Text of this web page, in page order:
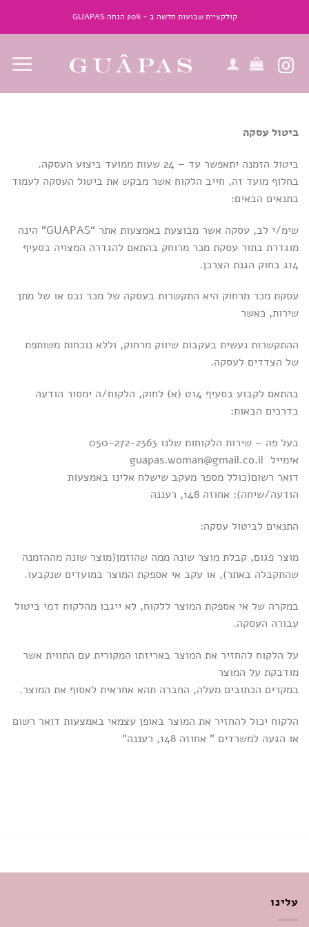
קולקציית שבועות חדשה ב - 20% הנחה GUAPAS
ביטול עסקה
ביטול הזמנה יתאפשר עד – 24 שעות ממועד ביצוע העסקה.
בחלוף מועד זה, חייב הלקוח אשר מבקש את ביטול העסקה לעמוד
בתנאים הבאים:
שימ/י לב, עסקה אשר מבוצעת באמצעות אתר “GUAPAS” הינה
מוגדרת בתור עסקת מכר מרוחק בהתאם להגדרה המצויה בסעיף
14ג בחוק הגנת הצרכן.
עסקת מכר מרחוק היא התקשרות בעסקה של מכר נכס או של מתן
שירות, כאשר
ההתקשרות נעשית בעקבות שיווק מרחוק, וללא נוכחות משותפת
של הצדדים לעסקה.
בהתאם לקבוע בסעיף 14ט (א) לחוק, הלקוח/ה ימסור הודעה
בדרכים הבאות:
בעל פה – שירות הלקוחות שלנו 050-272-2363
אימייל guapas.woman@gmail.co.il
דואר רשום(כולל מספר מעקב שישלח אלינו באמצעות
הודעה/שיחה): אחוזה 148, רעננה
התנאים לביטול עסקה:
מוצר פגום, קבלת מוצר שונה ממה שהוזמן(מוצר שונה מההזמנה
שהתקבלה באתר), או עקב אי אספקת המוצר במועדים שנקבעו.
במקרה של אי אספקת המוצר ללקוח, לא ייגבו מהלקוח דמי ביטול
עבורה העסקה.
על הלקוח להחזיר את המוצר באריזתו המקורית עם התווית אשר
מודבקת על המוצר
במקרים הכתובים מעלה, החברה תהא אחראית לאסוף את המוצר.
הלקוח יכול להחזיר את המוצר באופן עצמאי באמצעות דואר רשום
או הגעה למשרדים ” אחוזה 148, רעננה”
עלינו